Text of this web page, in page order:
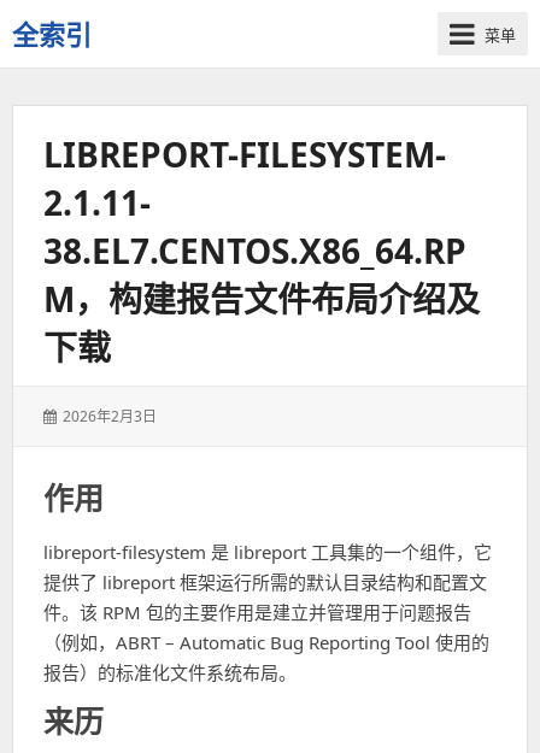
全索引
一
些
菜单
LIBREPORT-FILESYSTEM-
2.1.11-
38.EL7.CENTOS.X86_64.RP
M，构建报告文件布局介绍及
下载
发
2026年2月3日
作用
libreport-filesystem 是 libreport 工具集的一个组件，它
提供了 libreport 框架运行所需的默认目录结构和配置文
件。该 RPM 包的主要作用是建立并管理用于问题报告
（例如，ABRT – Automatic Bug Reporting Tool 使用的
报告）的标准化文件系统布局。
来历